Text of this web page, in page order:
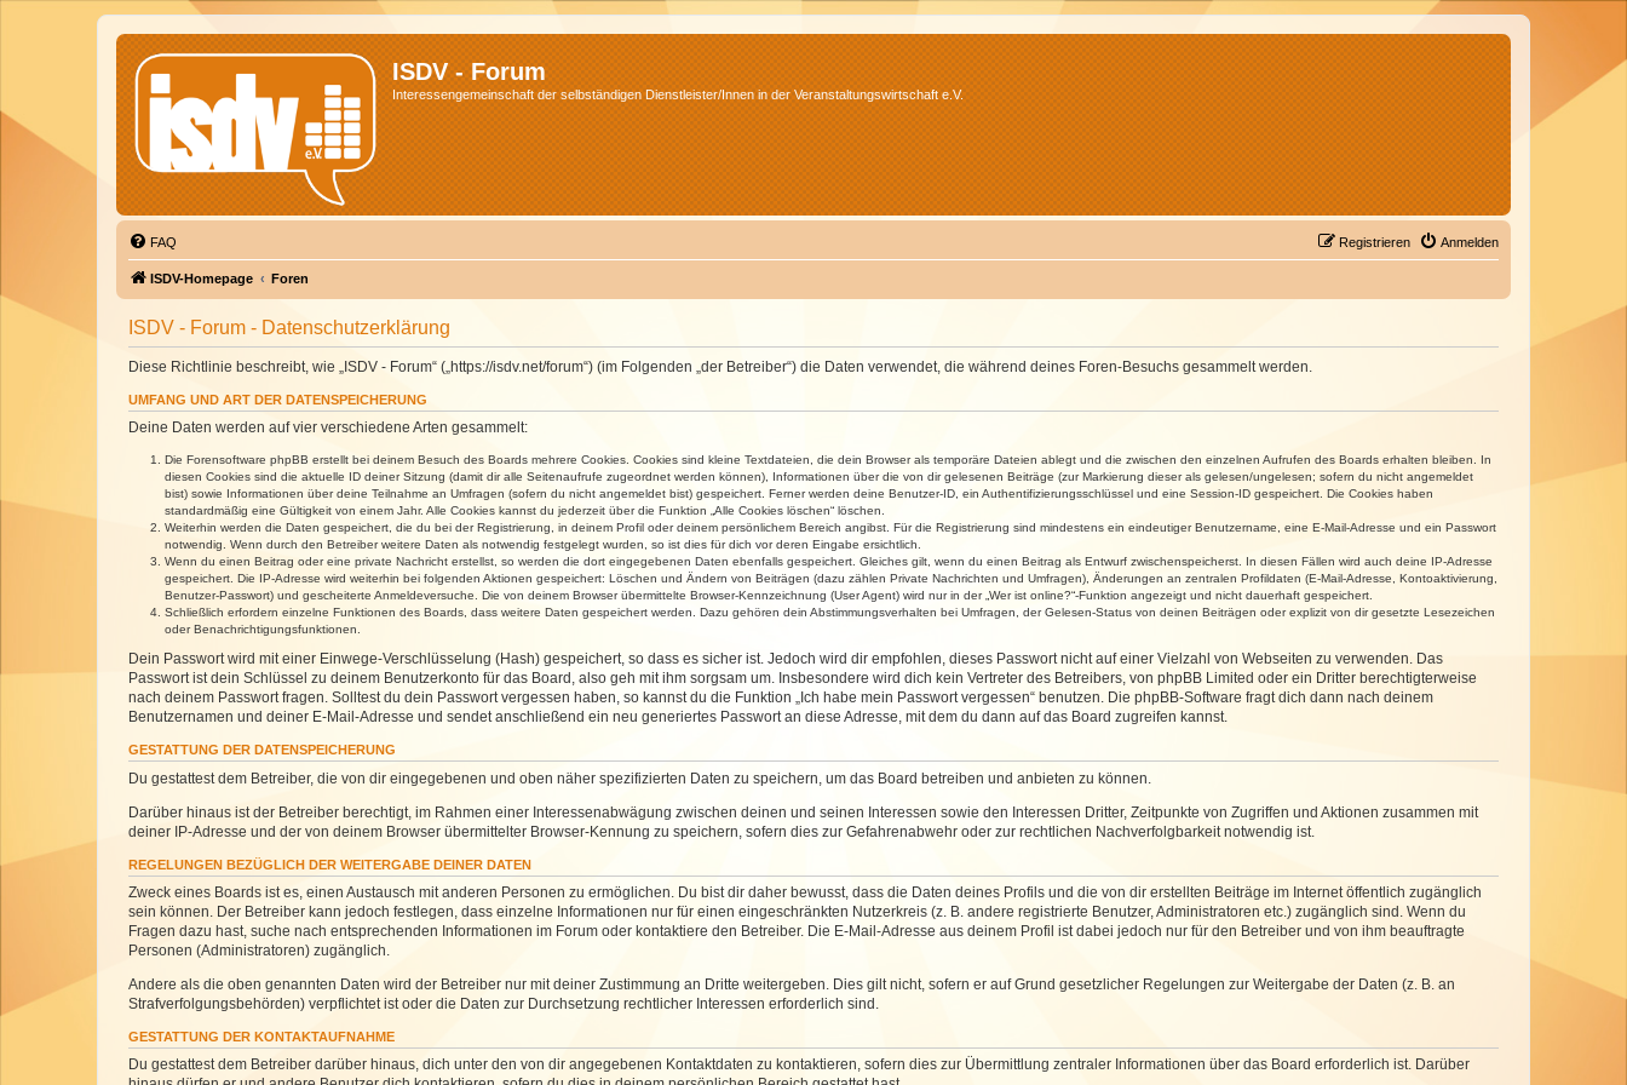
ISDV - Forum
Interessengemeinschaft der selbständigen Dienstleister/Innen in der Veranstaltungswirtschaft e.V.
FAQ Anmelden
Registrieren
ISDV-Homepage Foren
ISDV - Forum - Datenschutzerklärung
Diese Richtlinie beschreibt, wie „ISDV - Forum“ („https://isdv.net/forum“) (im Folgenden „der Betreiber“) die Daten verwendet, die während deines Foren-Besuchs gesammelt werden.
UMFANG UND ART DER DATENSPEICHERUNG
Deine Daten werden auf vier verschiedene Arten gesammelt:
Die Forensoftware phpBB erstellt bei deinem Besuch des Boards mehrere Cookies. Cookies sind kleine Textdateien, die dein Browser als temporäre Dateien ablegt und die zwischen den einzelnen Aufrufen des Boards erhalten bleiben. In
diesen Cookies sind die aktuelle ID deiner Sitzung (damit dir alle Seitenaufrufe zugeordnet werden können), Informationen über die von dir gelesenen Beiträge (zur Markierung dieser als gelesen/ungelesen; sofern du nicht angemeldet
bist) sowie Informationen über deine Teilnahme an Umfragen (sofern du nicht angemeldet bist) gespeichert. Ferner werden deine Benutzer-ID, ein Authentifizierungsschlüssel und eine Session-ID gespeichert. Die Cookies haben
standardmäßig eine Gültigkeit von einem Jahr. Alle Cookies kannst du jederzeit über die Funktion „Alle Cookies löschen“ löschen.
Weiterhin werden die Daten gespeichert, die du bei der Registrierung, in deinem Profil oder deinem persönlichem Bereich angibst. Für die Registrierung sind mindestens ein eindeutiger Benutzername, eine E-Mail-Adresse und ein Passwort
notwendig. Wenn durch den Betreiber weitere Daten als notwendig festgelegt wurden, so ist dies für dich vor deren Eingabe ersichtlich.
Wenn du einen Beitrag oder eine private Nachricht erstellst, so werden die dort eingegebenen Daten ebenfalls gespeichert. Gleiches gilt, wenn du einen Beitrag als Entwurf zwischenspeicherst. In diesen Fällen wird auch deine IP-Adresse
gespeichert. Die IP-Adresse wird weiterhin bei folgenden Aktionen gespeichert: Löschen und Ändern von Beiträgen (dazu zählen Private Nachrichten und Umfragen), Änderungen an zentralen Profildaten (E-Mail-Adresse, Kontoaktivierung,
Benutzer-Passwort) und gescheiterte Anmeldeversuche. Die von deinem Browser übermittelte Browser-Kennzeichnung (User Agent) wird nur in der „Wer ist online?“-Funktion angezeigt und nicht dauerhaft gespeichert.
Schließlich erfordern einzelne Funktionen des Boards, dass weitere Daten gespeichert werden. Dazu gehören dein Abstimmungsverhalten bei Umfragen, der Gelesen-Status von deinen Beiträgen oder explizit von dir gesetzte Lesezeichen
oder Benachrichtigungsfunktionen.
Dein Passwort wird mit einer Einwege-Verschlüsselung (Hash) gespeichert, so dass es sicher ist. Jedoch wird dir empfohlen, dieses Passwort nicht auf einer Vielzahl von Webseiten zu verwenden. Das
Passwort ist dein Schlüssel zu deinem Benutzerkonto für das Board, also geh mit ihm sorgsam um. Insbesondere wird dich kein Vertreter des Betreibers, von phpBB Limited oder ein Dritter berechtigterweise
nach deinem Passwort fragen. Solltest du dein Passwort vergessen haben, so kannst du die Funktion „Ich habe mein Passwort vergessen“ benutzen. Die phpBB-Software fragt dich dann nach deinem
Benutzernamen und deiner E-Mail-Adresse und sendet anschließend ein neu generiertes Passwort an diese Adresse, mit dem du dann auf das Board zugreifen kannst.
GESTATTUNG DER DATENSPEICHERUNG
Du gestattest dem Betreiber, die von dir eingegebenen und oben näher spezifizierten Daten zu speichern, um das Board betreiben und anbieten zu können.
Darüber hinaus ist der Betreiber berechtigt, im Rahmen einer Interessenabwägung zwischen deinen und seinen Interessen sowie den Interessen Dritter, Zeitpunkte von Zugriffen und Aktionen zusammen mit
deiner IP-Adresse und der von deinem Browser übermittelter Browser-Kennung zu speichern, sofern dies zur Gefahrenabwehr oder zur rechtlichen Nachverfolgbarkeit notwendig ist.
REGELUNGEN BEZÜGLICH DER WEITERGABE DEINER DATEN
Zweck eines Boards ist es, einen Austausch mit anderen Personen zu ermöglichen. Du bist dir daher bewusst, dass die Daten deines Profils und die von dir erstellten Beiträge im Internet öffentlich zugänglich
sein können. Der Betreiber kann jedoch festlegen, dass einzelne Informationen nur für einen eingeschränkten Nutzerkreis (z. B. andere registrierte Benutzer, Administratoren etc.) zugänglich sind. Wenn du
Fragen dazu hast, suche nach entsprechenden Informationen im Forum oder kontaktiere den Betreiber. Die E-Mail-Adresse aus deinem Profil ist dabei jedoch nur für den Betreiber und von ihm beauftragte
Personen (Administratoren) zugänglich.
Andere als die oben genannten Daten wird der Betreiber nur mit deiner Zustimmung an Dritte weitergeben. Dies gilt nicht, sofern er auf Grund gesetzlicher Regelungen zur Weitergabe der Daten (z. B. an
Strafverfolgungsbehörden) verpflichtet ist oder die Daten zur Durchsetzung rechtlicher Interessen erforderlich sind.
GESTATTUNG DER KONTAKTAUFNAHME
Du gestattest dem Betreiber darüber hinaus, dich unter den von dir angegebenen Kontaktdaten zu kontaktieren, sofern dies zur Übermittlung zentraler Informationen über das Board erforderlich ist. Darüber